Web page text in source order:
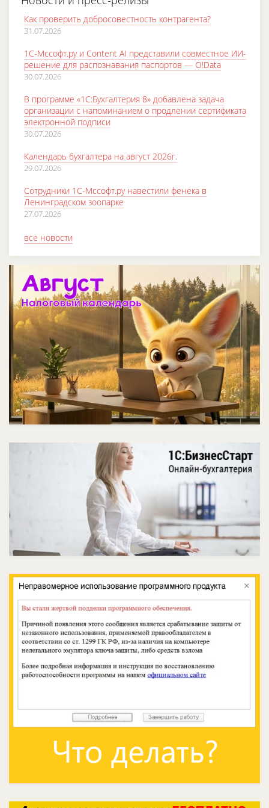
Как проверить добросовестность контрагента?
31.07.2026
1С-Мссофт.ру и Content AI представили совместное ИИ-
решение для распознавания паспортов — O!Data
30.07.2026
В программе «1С:Бухгалтерия 8» добавлена задача
организации с напоминанием о продлении сертификата
электронной подписи
30.07.2026
Календарь бухгалтера на август 2026г.
29.07.2026
Сотрудники 1С-Мссофт.ру навестили фенека в
Ленинградском зоопарке
27.07.2026
все новости